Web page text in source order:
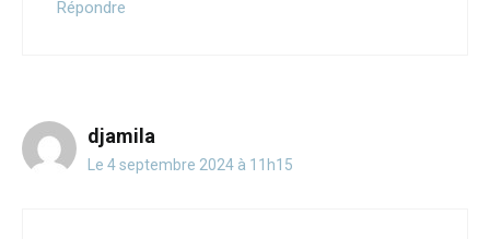
Répondre
djamila
Le 4 septembre 2024 à 11h15